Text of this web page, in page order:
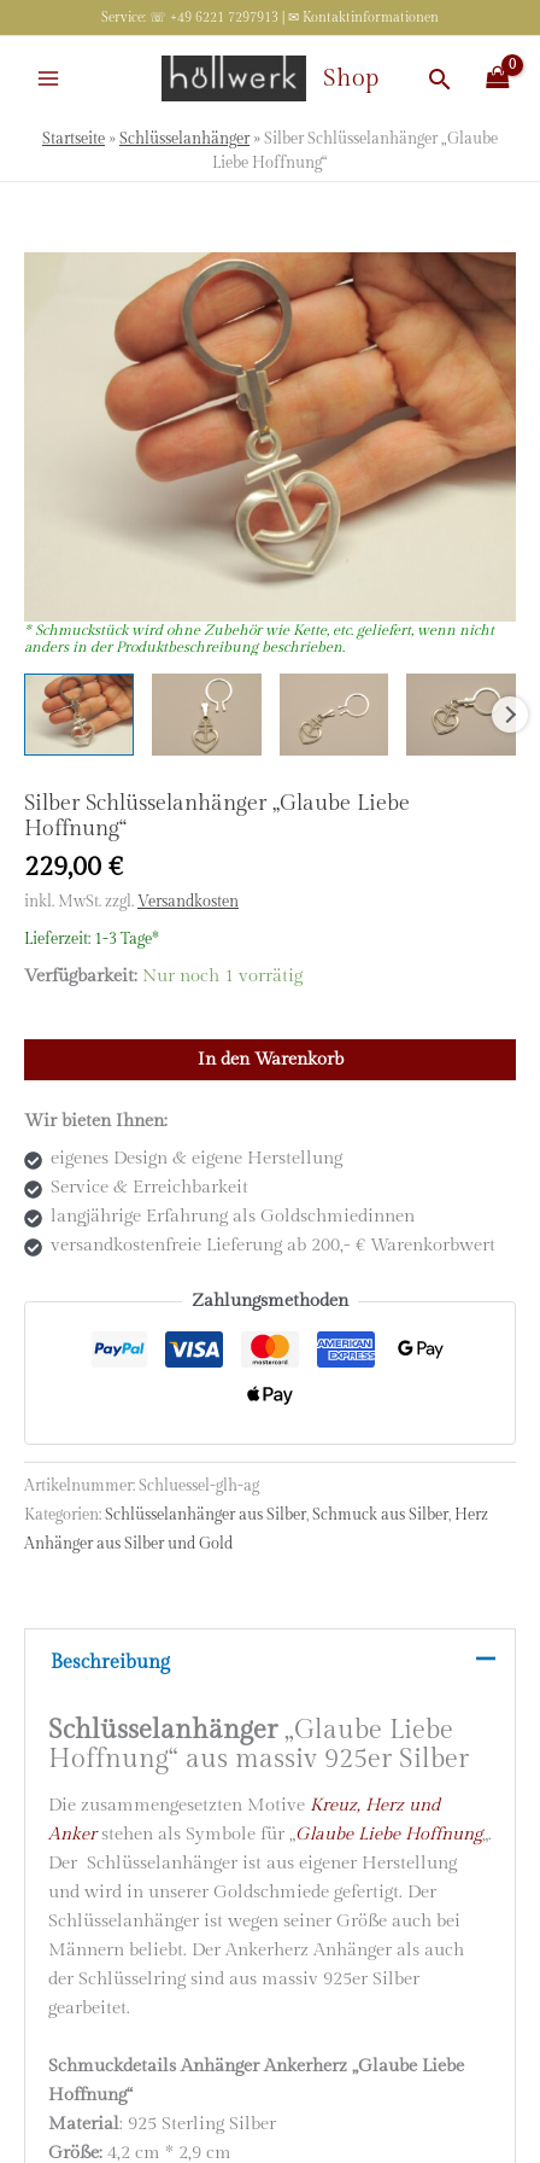
Inhalt
springen
Service: ☏ +49 6221 7297913 | ✉ Kontaktinformationen
Shop Suchen
Startseite » Schlüsselanhänger» Silber Schlüsselanhänger „Glaube
Liebe Hoffnung“
Silber Schlüsselanhänger „Glaube Liebe
Hoffnung“
229,00 €
inkl. MwSt.zzgl.Versandkosten
Lieferzeit: 1-3 Tage*
Verfügbarkeit: Nur noch 1 vorrätig
Silber
Liebe
Hoffnung"
Menge
In den Warenkorb
Wir bieten Ihnen:
eigenes Design & eigene Herstellung
Service & Erreichbarkeit
langjährige Erfahrung als Goldschmiedinnen
versandkostenfreie Lieferung ab 200,- € Warenkorbwert
Zahlungsmethoden
Artikelnummer:Schluessel-glh-ag
Kategorien:Schlüsselanhänger aus Silber,Schmuck aus Silber, Herz
Anhänger aus Silber und Gold
Beschreibung
Schlüsselanhänger„Glaube Liebe
Hoffnung“ aus massiv 925er Silber
Die zusammengesetzten Motive Kreuz, Herz und
Ankerstehen als Symbole für „Glaube Liebe Hoffnung„.
Der Schlüsselanhänger ist aus eigener Herstellung
und wird in unserer Goldschmiede gefertigt. Der
Schlüsselanhänger ist wegen seiner Größe auch bei
Männern beliebt. Der Ankerherz Anhänger als auch
der Schlüsselring sind aus massiv 925er Silber
gearbeitet.
Schmuckdetails Anhänger Ankerherz „Glaube Liebe
Hoffnung“
Material: 925 Sterling Silber
Größe:4,2 cm * 2,9 cm